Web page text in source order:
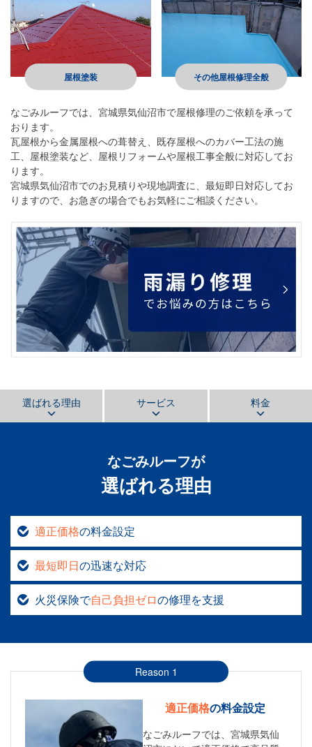
屋根塗装 その他屋根修理全般
なごみルーフでは、宮城県気仙沼市で屋根修理のご依頼を承って
おります。
瓦屋根から金属屋根への葺替え、既存屋根へのカバー工法の施
工、屋根塗装など、屋根リフォームや屋根工事全般に対応してお
ります。
宮城県気仙沼市でのお見積りや現地調査に、最短即日対応してお
りますので、お急ぎの場合でもお気軽にご相談ください。
選ばれる理由 サービス 料金
なごみルーフが
選ばれる理由
適正価格の料金設定
最短即日の迅速な対応
火災保険で自己負担ゼロの修理を支援
Reason 1
適正価格の料金設定
なごみルーフでは、宮城県気仙